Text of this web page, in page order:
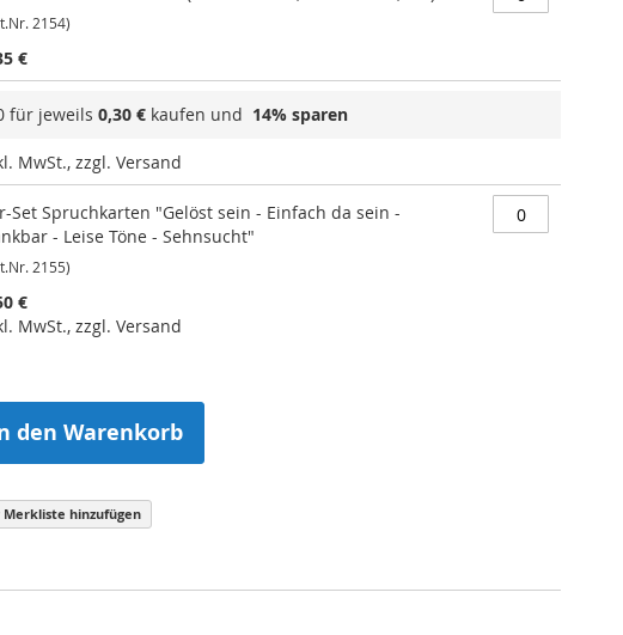
2154)
€
für jeweils 0,30 € kaufen und 14% sparen
MwSt., zzgl. Versand
Set Spruchkarten "Gelöst sein - Einfach da sein -
- Leise Töne - Sehnsucht"
2155)
€
MwSt., zzgl. Versand
den Warenkorb
Merkliste hinzufügen